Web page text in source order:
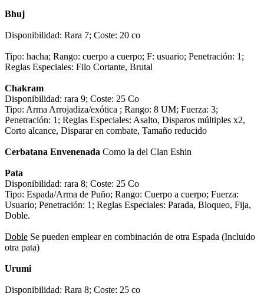
Bhuj
Disponibilidad: Rara 7; Coste: 20 co
Tipo: hacha; Rango: cuerpo a cuerpo; F: usuario; Penetración: 1;
Reglas Especiales: Filo Cortante, Brutal
Chakram
Disponibilidad: rara 9; Coste: 25 Co
Tipo: Arma Arrojadiza/exótica ; Rango: 8 UM; Fuerza: 3;
Penetración: 1; Reglas Especiales: Asalto, Disparos múltiples x2,
Corto alcance, Disparar en combate, Tamaño reducido
Cerbatana Envenenada Como la del Clan Eshin
Pata
Disponibilidad: rara 8; Coste: 25 Co
Tipo: Espada/Arma de Puño; Rango: Cuerpo a cuerpo; Fuerza:
Usuario; Penetración: 1; Reglas Especiales: Parada, Bloqueo, Fija,
Doble.
Doble Se pueden emplear en combinación de otra Espada (Incluido
otra pata)
Urumi
Disponibilidad: Rara 8; Coste: 25 co